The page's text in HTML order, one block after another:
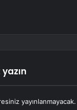
yayınlanmayacak.